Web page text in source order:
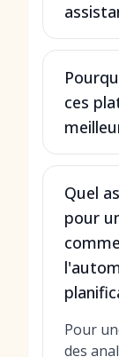
ces
Quel
pour
Pour
des